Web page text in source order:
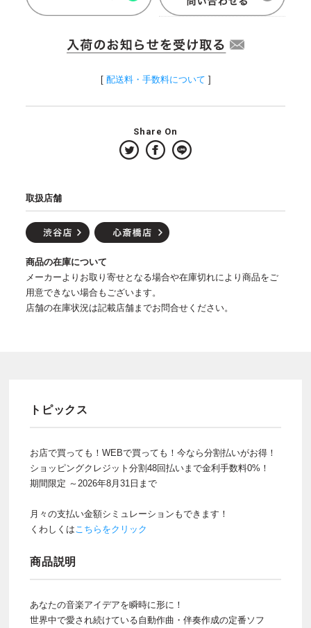
[ 配送料・手数料について ]
Share On
取扱店舗
商品の在庫について
メーカーよりお取り寄せとなる場合や在庫切れにより商品をご
用意できない場合もございます。
店舗の在庫状況は記載店舗までお問合せください。
トピックス
お店で買っても！WEBで買っても！今なら分割払いがお得！
ショッピングクレジット分割48回払いまで金利手数料0%！
期間限定 ～2026年8月31日まで
月々の支払い金額シミュレーションもできます！
くわしくは こちらをクリック
商品説明
あなたの音楽アイデアを瞬時に形に！
世界中で愛され続けている自動作曲・伴奏作成の定番ソフ